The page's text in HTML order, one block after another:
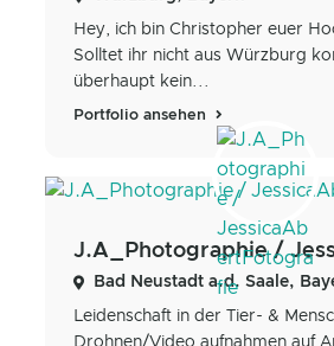
Hey, ich bin Christopher euer
Solltet ihr nicht aus Würzburg
überhaupt kein...
Portfolio ansehen
Bad Neustadt a.d. Saale,
Leidenschaft in der Tier- &
Drohnen/Video aufnahmen auf